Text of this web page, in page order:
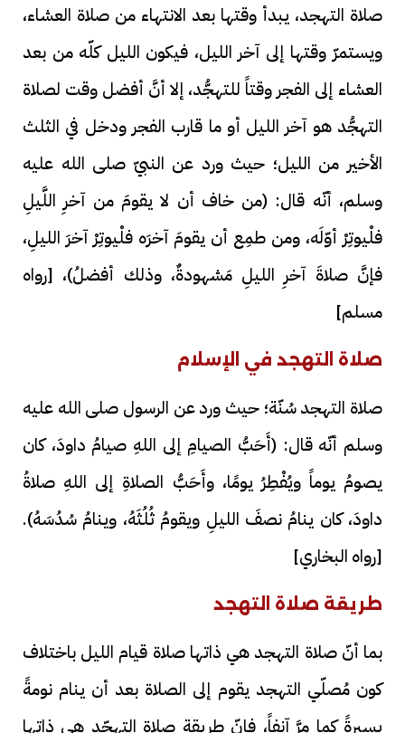
صلاة التهجد، يبدأ وقتها بعد الانتهاء من صلاة العشاء،
ويستمرّ وقتها إلى آخر الليل، فيكون الليل كلّه من بعد
العشاء إلى الفجر وقتاً للتهجُّد، إلا أنَّ أفضل وقت لصلاة
التهجُّد هو آخر الليل أو ما قارب الفجر ودخل في الثلث
الأخير من الليل؛ حيث ورد عن النبيّ صلى الله عليه
وسلم، أنّه قال: (من خاف أن لا يقومَ من آخرِ اللَّيلِ
فلْيوتِرْ أوّلَه، ومن طمِع أن يقومَ آخرَه فلْيوتِرْ آخرَ الليلِ،
فإنَّ صلاةَ آخرِ الليلِ مَشهودةٌ، وذلك أفضلُ)، [رواه
مسلم]
صلاة التهجد في الإسلام
صلاة التهجد سُنّة؛ حيث ورد عن الرسول صلى الله عليه
وسلم أنّه قال: (أَحَبُّ الصيامِ إلى اللهِ صيامُ داودَ، كان
يصومُ يوماً ويُفْطِرُ يومًا، وأَحَبُّ الصلاةِ إلى اللهِ صلاةُ
داودَ، كان ينامُ نصفَ الليلِ ويقومُ ثُلُثَهُ، وينامُ سُدُسَهُ).
[رواه البخاري]
طريقة صلاة التهجد
بما أنّ صلاة التهجد هي ذاتها صلاة قيام الليل باختلاف
كون مُصلّي التهجد يقوم إلى الصلاة بعد أن ينام نومةً
يسيرةً كما مرَّ آنفاً، فإنّ طريقة صلاة التهجّد هي ذاتها